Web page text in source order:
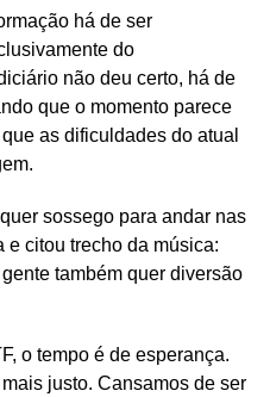
há de ser
do
não deu certo, há de
que o momento parece
as dificuldades do atual
sossego para andar nas
e citou trecho da música:
também quer diversão
o tempo é de esperança.
justo. Cansamos de ser